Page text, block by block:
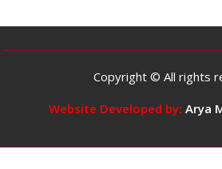
Copyright © All rights
Website Developed by: Arya